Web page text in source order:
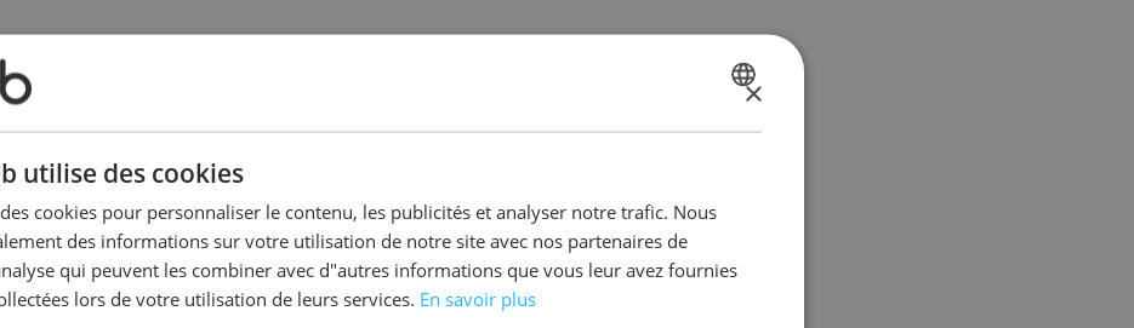
×
utilise des cookies
cookies pour personnaliser le contenu, les publicités et analyser notre trafic. Nous
des informations sur votre utilisation de notre site avec nos partenaires de
qui peuvent les combiner avec d"autres informations que vous leur avez fournies
lors de votre utilisation de leurs services. En savoir plus